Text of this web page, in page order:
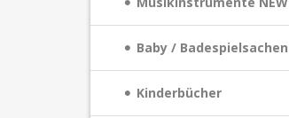
Baby / Badespielsachen
Kinderbücher